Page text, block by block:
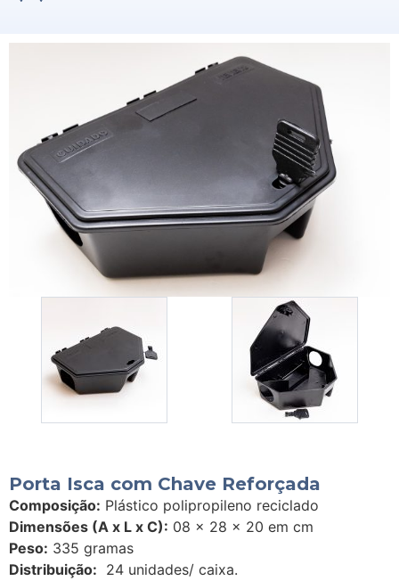
Porta Isca com Chave Reforçada
Composição: Plástico polipropileno reciclado
Dimensões (A x L x C): 08 x 28 x 20 em cm
Peso: 335 gramas
Distribuição: 24 unidades/ caixa.